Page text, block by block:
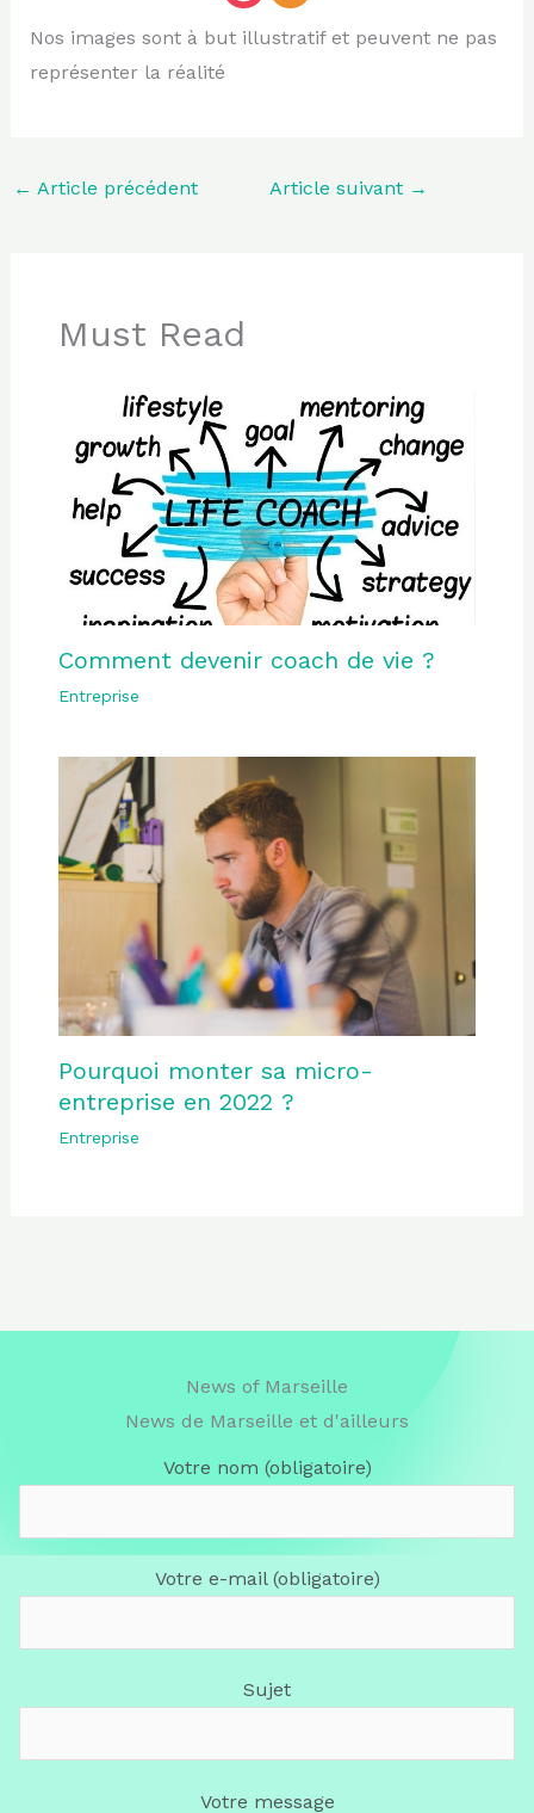
Nos images sont à but illustratif et peuvent ne pas
représenter la réalité
← Article précédent Article suivant →
Must Read
Comment devenir coach de vie ?
Entreprise
Pourquoi monter sa micro-
entreprise en 2022 ?
Entreprise
News of Marseille
News de Marseille et d'ailleurs
Votre nom (obligatoire)
Votre e-mail (obligatoire)
Sujet
Votre message